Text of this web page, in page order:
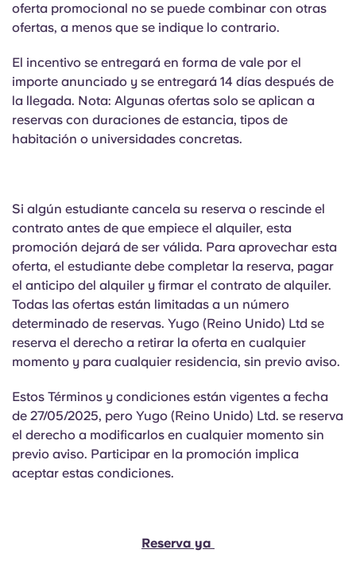
oferta promocional no se puede combinar con otras
ofertas, a menos que se indique lo contrario.
El incentivo se entregará en forma de vale por el
importe anunciado y se entregará 14 días después de
la llegada. Nota: Algunas ofertas solo se aplican a
reservas con duraciones de estancia, tipos de
habitación o universidades concretas.
Si algún estudiante cancela su reserva o rescinde el
contrato antes de que empiece el alquiler, esta
promoción dejará de ser válida. Para aprovechar esta
oferta, el estudiante debe completar la reserva, pagar
el anticipo del alquiler y firmar el contrato de alquiler.
Todas las ofertas están limitadas a un número
determinado de reservas. Yugo (Reino Unido) Ltd se
reserva el derecho a retirar la oferta en cualquier
momento y para cualquier residencia, sin previo aviso.
Estos Términos y condiciones están vigentes a fecha
de 27/05/2025, pero Yugo (Reino Unido) Ltd. se reserva
el derecho a modificarlos en cualquier momento sin
previo aviso. Participar en la promoción implica
aceptar estas condiciones.
Reserva ya